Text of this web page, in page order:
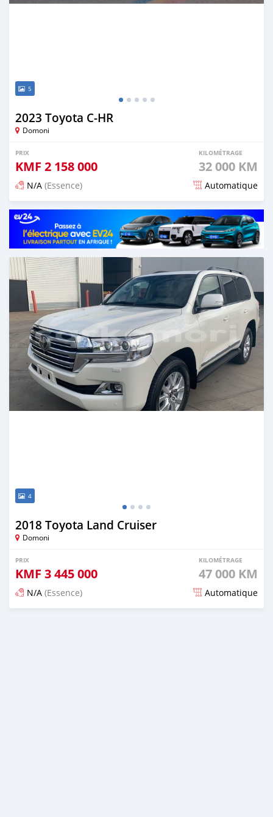
5
2023 Toyota C-HR
Domoni
PRIX
KMF 2 158 000
KILOMÉTRAGE
32 000 KM
N/A (Essence) Automatique
Publié il y a 18 jours
4
2018 Toyota Land Cruiser
Domoni
PRIX
KMF 3 445 000
KILOMÉTRAGE
47 000 KM
N/A (Essence) Automatique